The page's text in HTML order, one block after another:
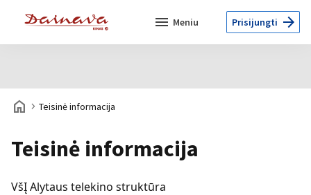
menu Meniu Prisijungti arrow_forward
home navigate_next Teisinė informacija
Teisinė informacija
VšĮ Alytaus telekino struktūra